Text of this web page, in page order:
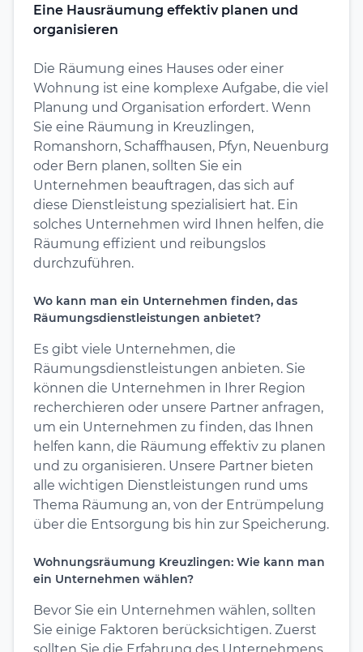
Eine Hausräumung effektiv planen und
organisieren
Die Räumung eines Hauses oder einer
Wohnung ist eine komplexe Aufgabe, die viel
Planung und Organisation erfordert. Wenn
Sie eine Räumung in Kreuzlingen,
Romanshorn, Schaffhausen, Pfyn, Neuenburg
oder Bern planen, sollten Sie ein
Unternehmen beauftragen, das sich auf
diese Dienstleistung spezialisiert hat. Ein
solches Unternehmen wird Ihnen helfen, die
Räumung effizient und reibungslos
durchzuführen.
Wo kann man ein Unternehmen finden, das
Räumungsdienstleistungen anbietet?
Es gibt viele Unternehmen, die
Räumungsdienstleistungen anbieten. Sie
können die Unternehmen in Ihrer Region
recherchieren oder unsere Partner anfragen,
um ein Unternehmen zu finden, das Ihnen
helfen kann, die Räumung effektiv zu planen
und zu organisieren. Unsere Partner bieten
alle wichtigen Dienstleistungen rund ums
Thema Räumung an, von der Entrümpelung
über die Entsorgung bis hin zur Speicherung.
Wohnungsräumung Kreuzlingen: Wie kann man
ein Unternehmen wählen?
Bevor Sie ein Unternehmen wählen, sollten
Sie einige Faktoren berücksichtigen. Zuerst
sollten Sie die Erfahrung des Unternehmens